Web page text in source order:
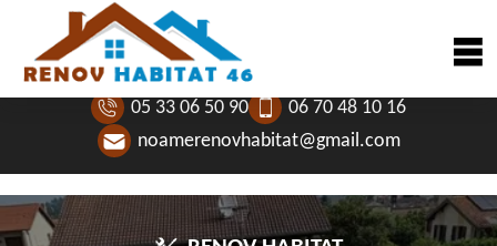
05 33 06 50 90
06 70 48 10 16
noamerenovhabitat@gmail.com